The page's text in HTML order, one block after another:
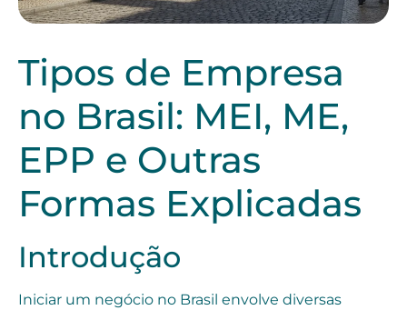
Tipos de Empresa
no Brasil: MEI, ME,
EPP e Outras
Formas Explicadas
Introdução
Iniciar um negócio no Brasil envolve diversas